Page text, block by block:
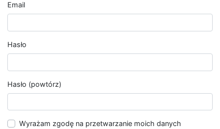
Email
Hasło
Hasło (powtórz)
Wyrażam zgodę na przetwarzanie moich danych